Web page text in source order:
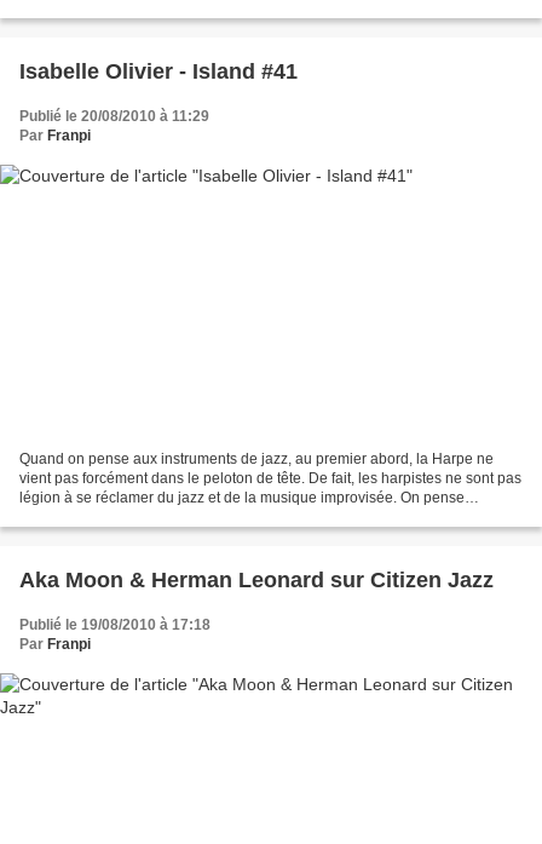
Isabelle Olivier - Island #41
Publié le 20/08/2010 à 11:29
Par Franpi
Quand on pense aux instruments de jazz, au premier abord, la Harpe ne
vient pas forcément dans le peloton de tête. De fait, les harpistes ne sont pas
légion à se réclamer du jazz et de la musique improvisée. On pense
Aka Moon & Herman Leonard sur Citizen Jazz
Publié le 19/08/2010 à 17:18
Par Franpi